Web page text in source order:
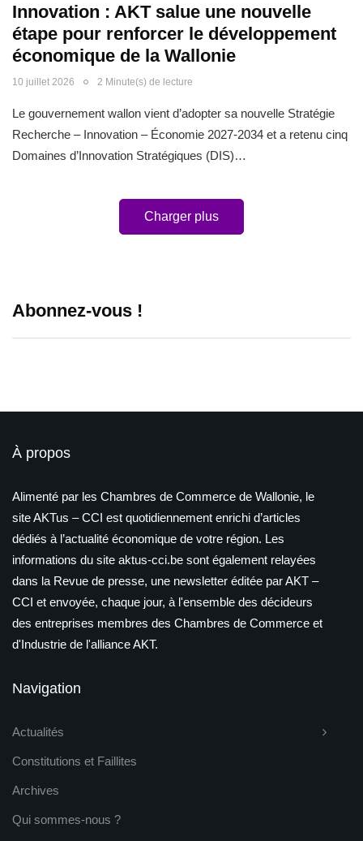
Innovation : AKT salue une nouvelle
étape pour renforcer le développement
économique de la Wallonie
10 juillet 2026 2 Minute(s) de lecture
Le gouvernement wallon vient d’adopter sa nouvelle Stratégie
Recherche – Innovation – Économie 2027-2034 et a retenu cinq
Domaines d’Innovation Stratégiques (DIS)…
Charger plus
Abonnez-vous !
À propos
Alimenté par les Chambres de Commerce de Wallonie, le
site AKTus – CCI est quotidiennement enrichi d’articles
dédiés à l’actualité économique de votre région. Les
informations du site aktus-cci.be sont également relayées
dans la Revue de presse, une newsletter éditée par AKT –
CCI et envoyée, chaque jour, à l'ensemble des décideurs
des entreprises membres des Chambres de Commerce et
d'Industrie de l'alliance AKT.
Navigation
Actualités
Constitutions et Faillites
Archives
Qui sommes-nous ?